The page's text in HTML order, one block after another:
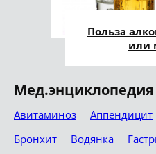
Польза
или
Мед.энциклопедия
Авитаминоз Аппендицит
Бронхит
Водянка